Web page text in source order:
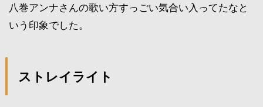
八巻アンナさんの歌い方すっごい気合い入ってたなと
いう印象でした。
ストレイライト